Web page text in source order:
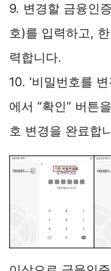
9. 변경할 금융인
호)를 입력하고,
력합니다.
10. ‘비밀번호를
에서 “확인” 버튼
호 변경을 완료합